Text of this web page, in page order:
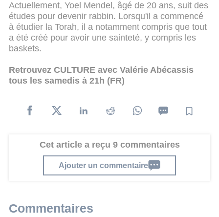
Actuellement, Yoel Mendel, âgé de 20 ans, suit des
études pour devenir rabbin. Lorsqu'il a commencé
à étudier la Torah, il a notamment compris que tout
a été créé pour avoir une sainteté, y compris les
baskets.
Retrouvez CULTURE avec Valérie Abécassis
tous les samedis à 21h (FR)
Cet article a reçu 9 commentaires
Ajouter un commentaire
Commentaires